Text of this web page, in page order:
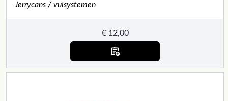
Jerrycans / vulsystemen
€12,00